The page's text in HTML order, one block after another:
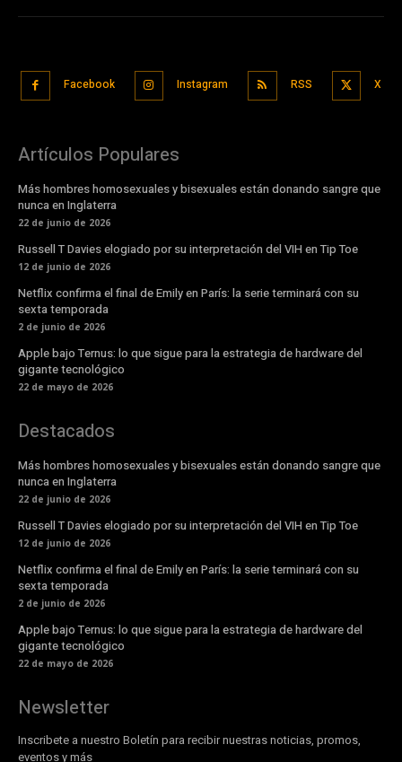
Facebook Instagram RSS X
Artículos Populares
Más hombres homosexuales y bisexuales están donando sangre que
nunca en Inglaterra
22 de junio de 2026
Russell T Davies elogiado por su interpretación del VIH en Tip Toe
12 de junio de 2026
Netflix confirma el final de Emily en París: la serie terminará con su
sexta temporada
2 de junio de 2026
Apple bajo Ternus: lo que sigue para la estrategia de hardware del
gigante tecnológico
22 de mayo de 2026
Destacados
Más hombres homosexuales y bisexuales están donando sangre que
nunca en Inglaterra
22 de junio de 2026
Russell T Davies elogiado por su interpretación del VIH en Tip Toe
12 de junio de 2026
Netflix confirma el final de Emily en París: la serie terminará con su
sexta temporada
2 de junio de 2026
Apple bajo Ternus: lo que sigue para la estrategia de hardware del
gigante tecnológico
22 de mayo de 2026
Newsletter
Inscribete a nuestro Boletín para recibir nuestras noticias, promos,
eventos y más